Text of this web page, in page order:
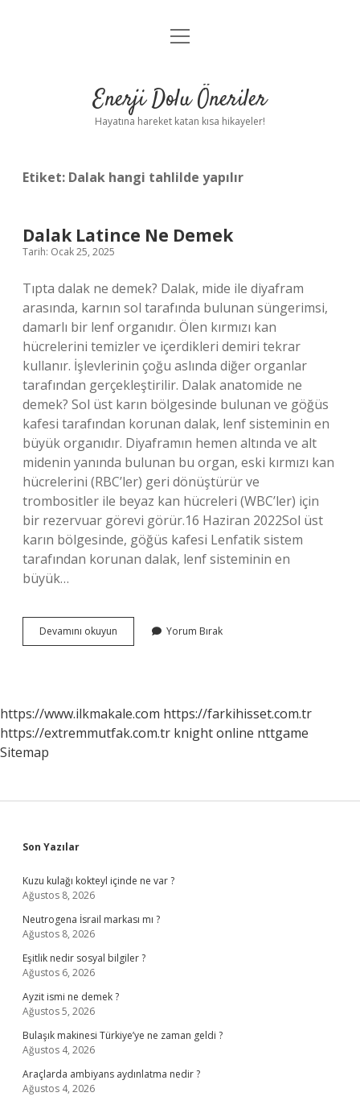
Anasayfa
Yasal Uyarı
menüyü
Enerji Dolu Öneriler
Hayatına hareket katan kısa hikayeler!
Etiket: Dalak hangi tahlilde yapılır
Dalak Latince Ne Demek
Tarih: Ocak 25, 2025
Tıpta dalak ne demek? Dalak, mide ile diyafram
arasında, karnın sol tarafında bulunan süngerimsi,
damarlı bir lenf organıdır. Ölen kırmızı kan
hücrelerini temizler ve içerdikleri demiri tekrar
kullanır. İşlevlerinin çoğu aslında diğer organlar
tarafından gerçekleştirilir. Dalak anatomide ne
demek? Sol üst karın bölgesinde bulunan ve göğüs
kafesi tarafından korunan dalak, lenf sisteminin en
büyük organıdır. Diyaframın hemen altında ve alt
midenin yanında bulunan bu organ, eski kırmızı kan
hücrelerini (RBC’ler) geri dönüştürür ve
trombositler ile beyaz kan hücreleri (WBC’ler) için
bir rezervuar görevi görür.16 Haziran 2022Sol üst
karın bölgesinde, göğüs kafesi Lenfatik sistem
tarafından korunan dalak, lenf sisteminin en
büyük…
Devamını okuyun
Latince
Yorum Bırak
https://www.ilkmakale.com https://farkihisset.com.tr
https://extremmutfak.com.tr knight online nttgame
Sitemap
Sidebar
Son Yazılar
Kuzu kulağı kokteyl içinde ne var ?
Ağustos 8, 2026
Neutrogena İsrail markası mı ?
Ağustos 8, 2026
Eşitlik nedir sosyal bilgiler ?
Ağustos 6, 2026
Ayzit ismi ne demek ?
Ağustos 5, 2026
Bulaşık makinesi Türkiye’ye ne zaman geldi ?
Ağustos 4, 2026
Araçlarda ambiyans aydınlatma nedir ?
Ağustos 4, 2026